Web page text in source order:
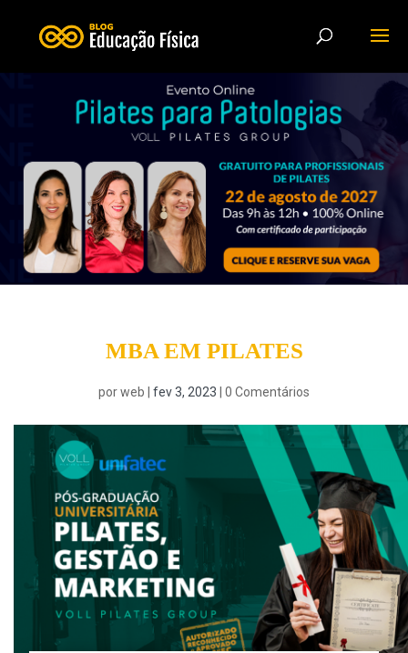
MBA EM PILATES
porweb fev 3, 2023 0 Comentários